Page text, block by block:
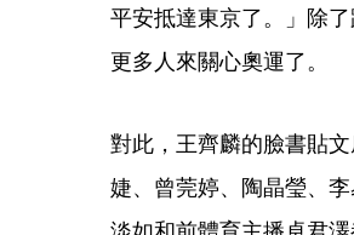
平安抵達東京了。」除
更多人來關心奧運了。
對此，王齊麟的臉書貼
婕、曾莞婷、陶晶瑩、